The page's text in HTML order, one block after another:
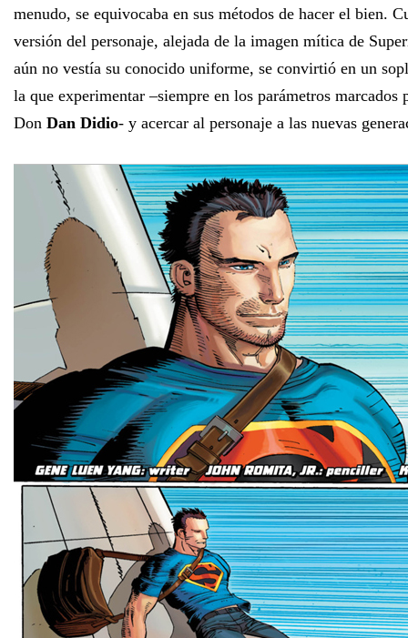
menudo, se equivocaba en sus métodos de hacer el bien.
versión del personaje, alejada de la imagen mítica de
aún no vestía su conocido uniforme, se convirtió en un
la que experimentar –siempre en los parámetros marcados
Don Dan Didio- y acercar al personaje a las nuevas